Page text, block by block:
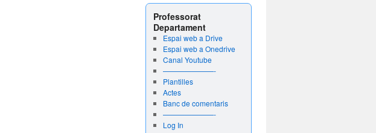
Professorat
Departament
Espai web a Drive
Espai web a Onedrive
Canal Youtube
———————-
Plantilles
Actes
Banc de comentaris
———————-
Log In